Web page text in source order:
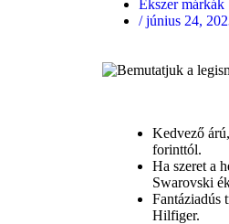
Ékszer márkák
/ június 24,
Kedvező
forinttól.
Ha szeret a
Swarovski
Fantáziadús
Hilfiger.